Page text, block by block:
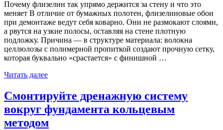
Почему флизелин так упрямо держится за стену и что это
меняет В отличие от бумажных полотен, флизелиновые обои
при демонтаже ведут себя коварно. Они не размокают слоями,
а рвутся на узкие полосы, оставляя на стене плотную
подложку. Причина — в структуре материала: волокна
целлюлозы с полимерной пропиткой создают прочную сетку,
которая буквально «срастается» с финишной …
Читать далее
Смонтируйте дренажную систему
вокруг фундамента кольцевым
методом